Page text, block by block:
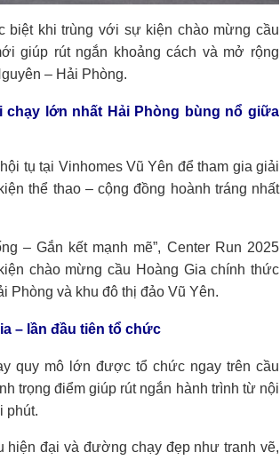
biệt khi trùng với sự kiện chào mừng cầu
giúp rút ngắn khoảng cách và mở rộng
– Hải Phòng.
chạy lớn nhất Hải Phòng bùng nổ giữa
tụ tại Vinhomes Vũ Yên để tham gia giải
thể thao – cộng đồng hoành tráng nhất
– Gắn kết mạnh mẽ”, Center Run 2025
chào mừng cầu Hoàng Gia chính thức
Phòng và khu đô thị đảo Vũ Yên.
– lần đầu tiên tổ chức
quy mô lớn được tổ chức ngay trên cầu
trọng điểm giúp rút ngắn hành trình từ nội
phút.
hiện đại và đường chạy đẹp như tranh vẽ,